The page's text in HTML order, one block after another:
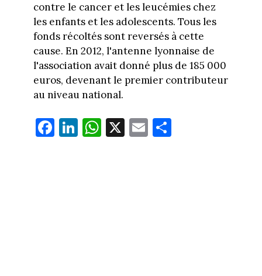
contre le cancer et les leucémies chez
les enfants et les adolescents. Tous les
fonds récoltés sont reversés à cette
cause. En 2012, l'antenne lyonnaise de
l'association avait donné plus de 185 000
euros, devenant le premier contributeur
au niveau national.
Fa
ce
Li
nk
W
ha
X E
m
Pa
rt